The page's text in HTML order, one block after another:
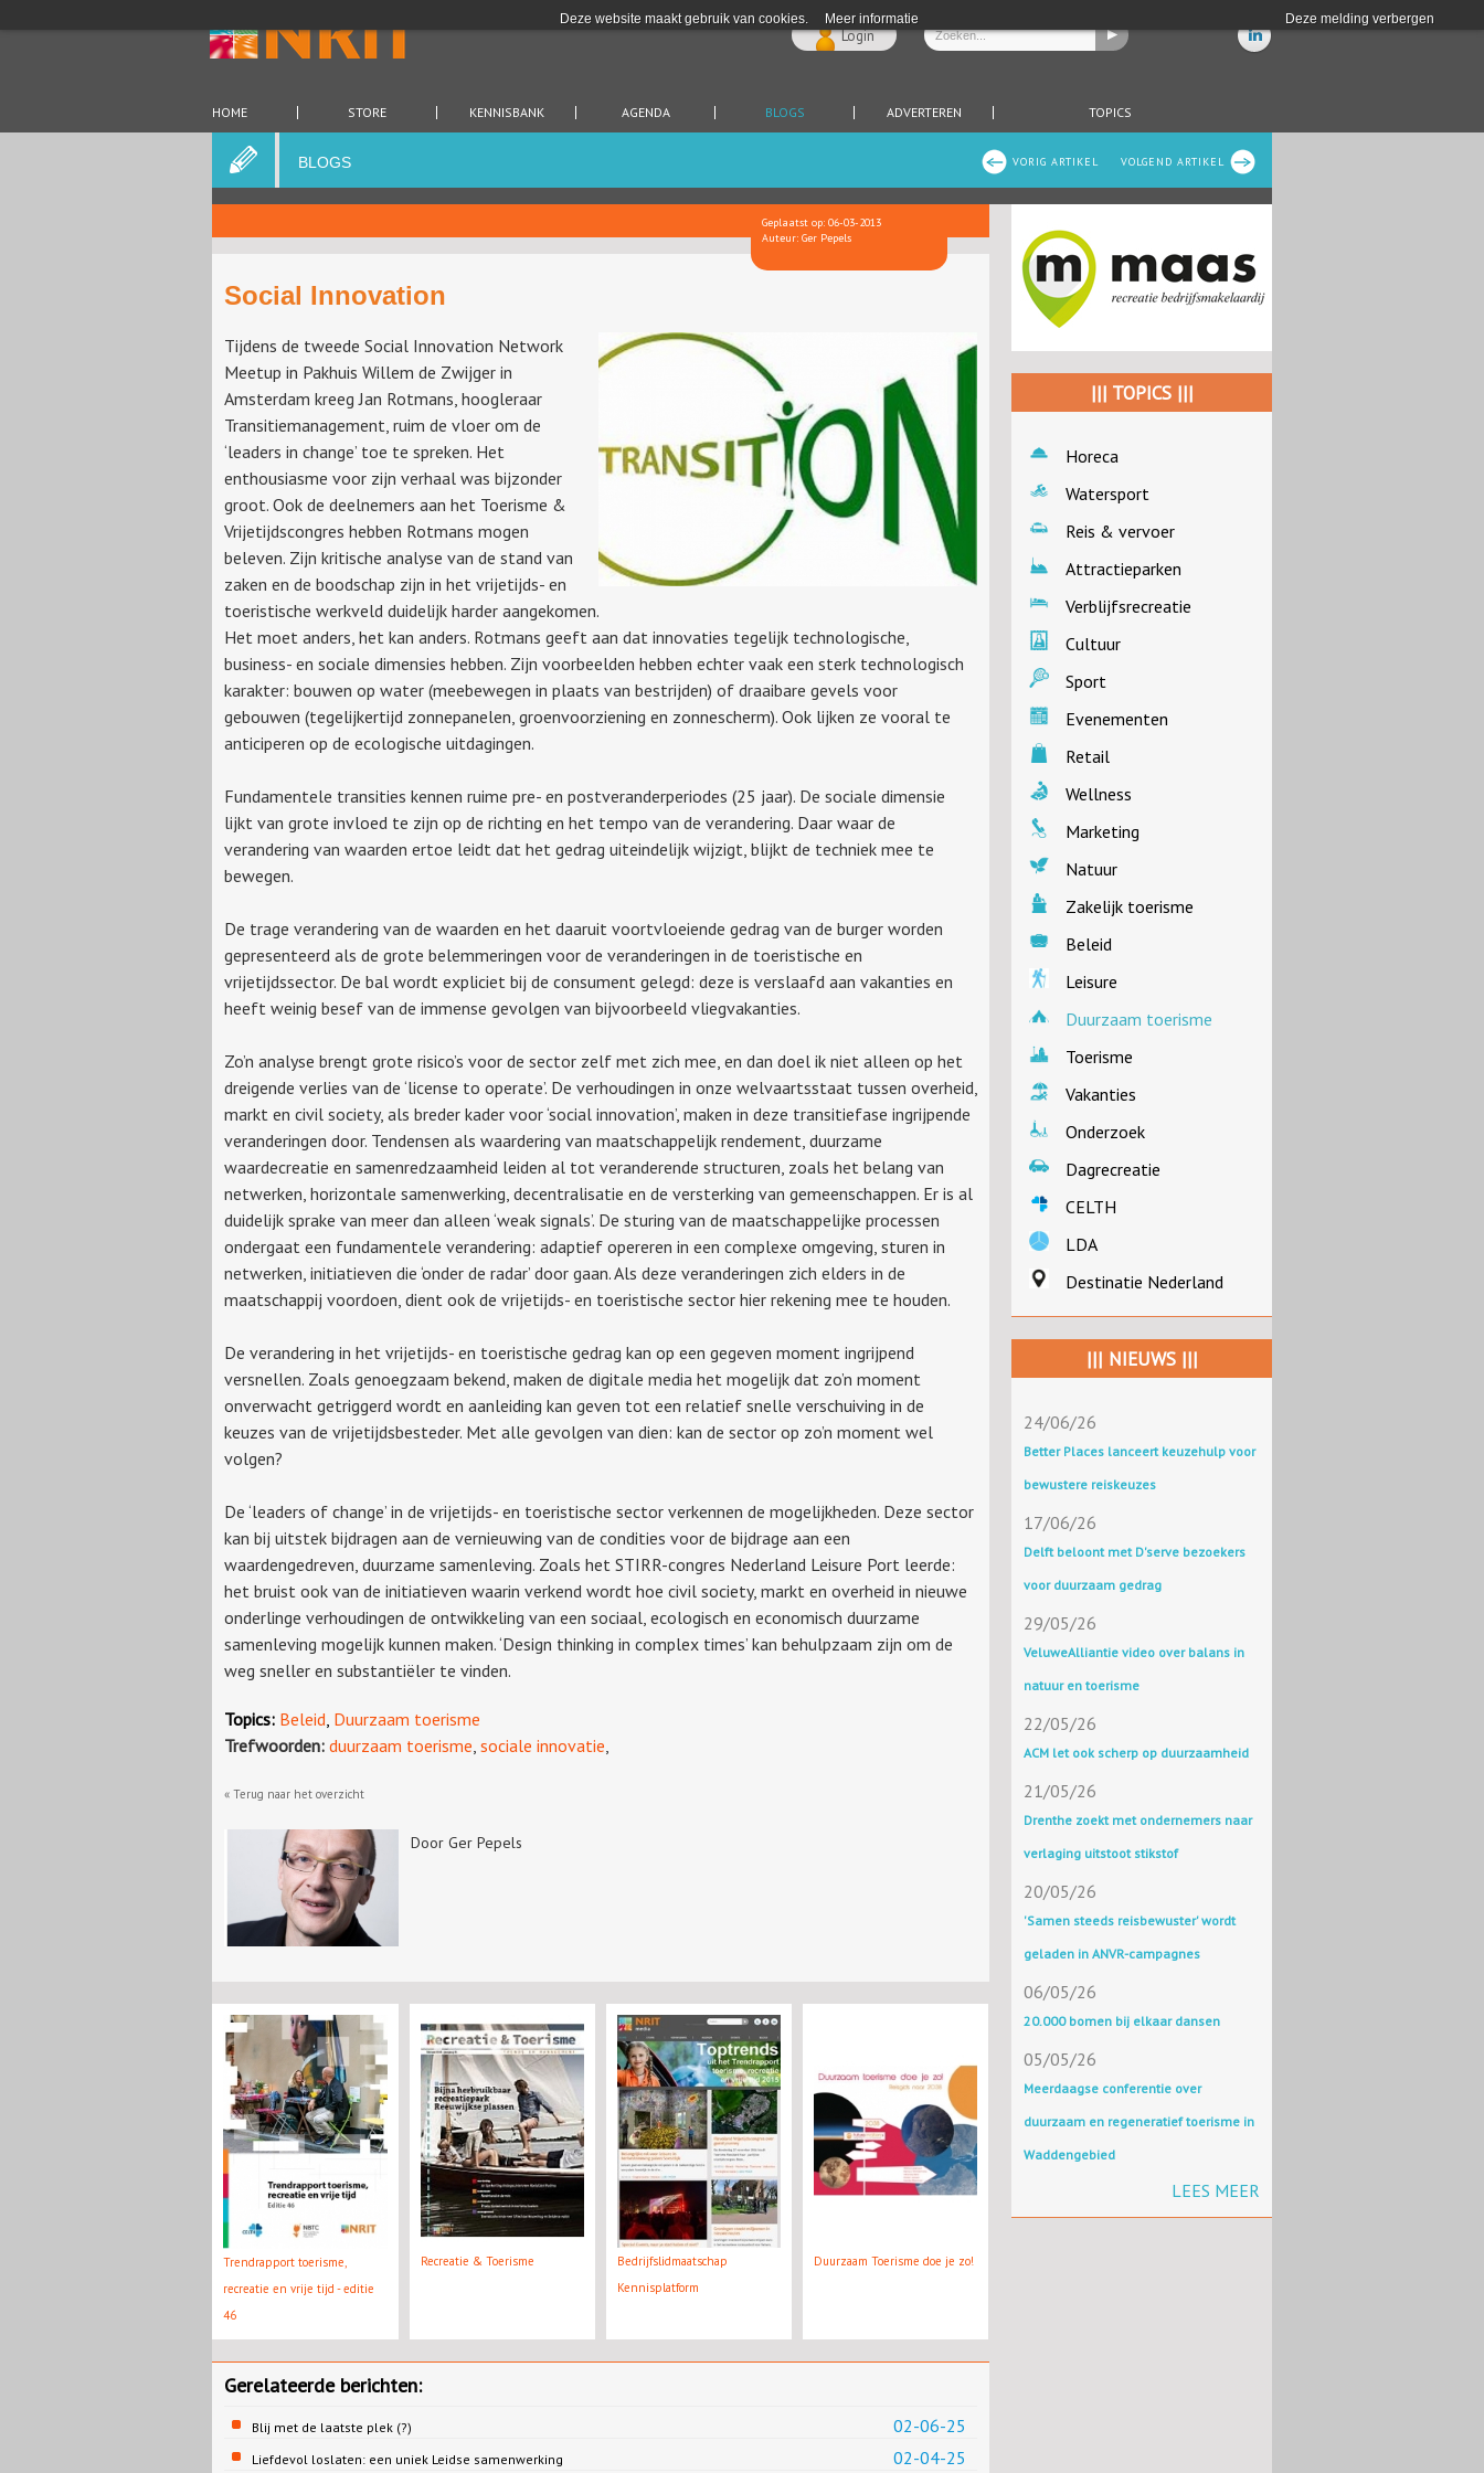
Deze website maakt gebruik van cookies. Meer informatie Deze melding verbergen
Login
HOME STORE KENNISBANK AGENDA BLOGS ADVERTEREN TOPICS
VOLGEND ARTIKEL
VORIG ARTIKEL
BLOGS
Geplaatst op: 06-03-2013
Auteur: Ger Pepels
Social Innovation
Tijdens de tweede Social Innovation Network
Meetup in Pakhuis Willem de Zwijger in
Amsterdam kreeg Jan Rotmans, hoogleraar
Transitiemanagement, ruim de vloer om de
‘leaders in change’ toe te spreken. Het
enthousiasme voor zijn verhaal was bijzonder
groot. Ook de deelnemers aan het Toerisme &
Vrijetijdscongres hebben Rotmans mogen
beleven. Zijn kritische analyse van de stand van
zaken en de boodschap zijn in het vrijetijds- en
toeristische werkveld duidelijk harder aangekomen.
Het moet anders, het kan anders. Rotmans geeft aan dat innovaties tegelijk technologische,
business- en sociale dimensies hebben. Zijn voorbeelden hebben echter vaak een sterk technologisch
karakter: bouwen op water (meebewegen in plaats van bestrijden) of draaibare gevels voor
gebouwen (tegelijkertijd zonnepanelen, groenvoorziening en zonnescherm). Ook lijken ze vooral te
anticiperen op de ecologische uitdagingen.
Fundamentele transities kennen ruime pre- en postveranderperiodes (25 jaar). De sociale dimensie
lijkt van grote invloed te zijn op de richting en het tempo van de verandering. Daar waar de
verandering van waarden ertoe leidt dat het gedrag uiteindelijk wijzigt, blijkt de techniek mee te
bewegen.
De trage verandering van de waarden en het daaruit voortvloeiende gedrag van de burger worden
gepresenteerd als de grote belemmeringen voor de veranderingen in de toeristische en
vrijetijdssector. De bal wordt expliciet bij de consument gelegd: deze is verslaafd aan vakanties en
heeft weinig besef van de immense gevolgen van bijvoorbeeld vliegvakanties.
Zo’n analyse brengt grote risico’s voor de sector zelf met zich mee, en dan doel ik niet alleen op het
dreigende verlies van de ‘license to operate’. De verhoudingen in onze welvaartsstaat tussen overheid,
markt en civil society, als breder kader voor ‘social innovation’, maken in deze transitiefase ingrijpende
veranderingen door. Tendensen als waardering van maatschappelijk rendement, duurzame
waardecreatie en samenredzaamheid leiden al tot veranderende structuren, zoals het belang van
netwerken, horizontale samenwerking, decentralisatie en de versterking van gemeenschappen. Er is al
duidelijk sprake van meer dan alleen ‘weak signals’. De sturing van de maatschappelijke processen
ondergaat een fundamentele verandering: adaptief opereren in een complexe omgeving, sturen in
netwerken, initiatieven die ‘onder de radar’ door gaan. Als deze veranderingen zich elders in de
maatschappij voordoen, dient ook de vrijetijds- en toeristische sector hier rekening mee te houden.
De verandering in het vrijetijds- en toeristische gedrag kan op een gegeven moment ingrijpend
versnellen. Zoals genoegzaam bekend, maken de digitale media het mogelijk dat zo’n moment
onverwacht getriggerd wordt en aanleiding kan geven tot een relatief snelle verschuiving in de
keuzes van de vrijetijdsbesteder. Met alle gevolgen van dien: kan de sector op zo’n moment wel
volgen?
De ‘leaders of change’ in de vrijetijds- en toeristische sector verkennen de mogelijkheden. Deze sector
kan bij uitstek bijdragen aan de vernieuwing van de condities voor de bijdrage aan een
waardengedreven, duurzame samenleving. Zoals het STIRR-congres Nederland Leisure Port leerde:
het bruist ook van de initiatieven waarin verkend wordt hoe civil society, markt en overheid in nieuwe
onderlinge verhoudingen de ontwikkeling van een sociaal, ecologisch en economisch duurzame
samenleving mogelijk kunnen maken. ‘Design thinking in complex times’ kan behulpzaam zijn om de
weg sneller en substantiëler te vinden.
Topics: Beleid Duurzaam toerisme
Trefwoorden: duurzaam toerisme sociale innovatie
« Terug naar het overzicht
Door Ger Pepels
Trendrapport toerisme,
recreatie en vrije tijd - editie
46
Recreatie & Toerisme
Bedrijfslidmaatschap
Kennisplatform
Duurzaam Toerisme doe je zo!
Gerelateerde berichten:
02-06-25
Blij met de laatste plek (?)
02-04-25
Liefdevol loslaten: een uniek Leidse samenwerking
||| TOPICS |||
Horeca
Watersport
Reis & vervoer
Attractieparken
Verblijfsrecreatie
Cultuur
Sport
Evenementen
Retail
Wellness
Marketing
Natuur
Zakelijk toerisme
Beleid
Leisure
Duurzaam toerisme
Toerisme
Vakanties
Onderzoek
Dagrecreatie
CELTH
LDA
Destinatie Nederland
||| NIEUWS |||
24/06/26
Better Places lanceert keuzehulp voor
bewustere reiskeuzes
17/06/26
Delft beloont met D'serve bezoekers
voor duurzaam gedrag
29/05/26
VeluweAlliantie video over balans in
natuur en toerisme
22/05/26
ACM let ook scherp op duurzaamheid
21/05/26
Drenthe zoekt met ondernemers naar
verlaging uitstoot stikstof
20/05/26
'Samen steeds reisbewuster' wordt
geladen in ANVR-campagnes
06/05/26
20.000 bomen bij elkaar dansen
05/05/26
Meerdaagse conferentie over
duurzaam en regeneratief toerisme in
Waddengebied
LEES MEER